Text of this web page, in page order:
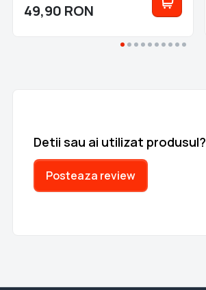
49,90 RON
Detii sau ai utilizat produsul?
Posteaza review